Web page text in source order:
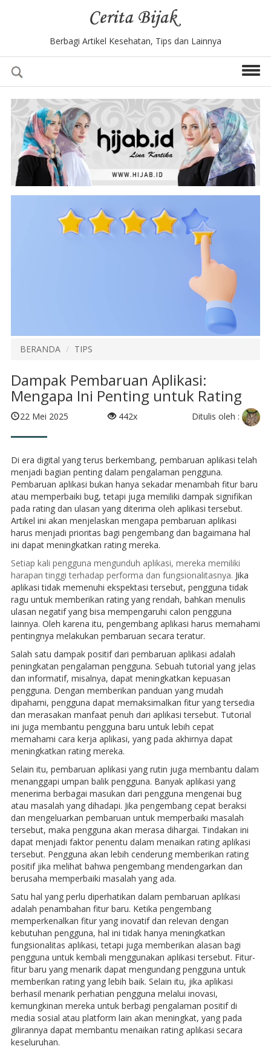
Berbagi Artikel Kesehatan, Tips dan Lainnya
BERANDA TIPS
Dampak Pembaruan Aplikasi:
Mengapa Ini Penting untuk Rating
22 Mei 2025 442x Ditulis oleh :
Di era digital yang terus berkembang, pembaruan aplikasi telah
menjadi bagian penting dalam pengalaman pengguna.
Pembaruan aplikasi bukan hanya sekadar menambah fitur baru
atau memperbaiki bug, tetapi juga memiliki dampak signifikan
pada rating dan ulasan yang diterima oleh aplikasi tersebut.
Artikel ini akan menjelaskan mengapa pembaruan aplikasi
harus menjadi prioritas bagi pengembang dan bagaimana hal
ini dapat meningkatkan rating mereka.
Setiap kali pengguna mengunduh aplikasi, mereka memiliki
harapan tinggi terhadap performa dan fungsionalitasnya. Jika
aplikasi tidak memenuhi ekspektasi tersebut, pengguna tidak
ragu untuk memberikan rating yang rendah, bahkan menulis
ulasan negatif yang bisa mempengaruhi calon pengguna
lainnya. Oleh karena itu, pengembang aplikasi harus memahami
pentingnya melakukan pembaruan secara teratur.
Salah satu dampak positif dari pembaruan aplikasi adalah
peningkatan pengalaman pengguna. Sebuah tutorial yang jelas
dan informatif, misalnya, dapat meningkatkan kepuasan
pengguna. Dengan memberikan panduan yang mudah
dipahami, pengguna dapat memaksimalkan fitur yang tersedia
dan merasakan manfaat penuh dari aplikasi tersebut. Tutorial
ini juga membantu pengguna baru untuk lebih cepat
memahami cara kerja aplikasi, yang pada akhirnya dapat
meningkatkan rating mereka.
Selain itu, pembaruan aplikasi yang rutin juga membantu dalam
menanggapi umpan balik pengguna. Banyak aplikasi yang
menerima berbagai masukan dari pengguna mengenai bug
atau masalah yang dihadapi. Jika pengembang cepat beraksi
dan mengeluarkan pembaruan untuk memperbaiki masalah
tersebut, maka pengguna akan merasa dihargai. Tindakan ini
dapat menjadi faktor penentu dalam menaikan rating aplikasi
tersebut. Pengguna akan lebih cenderung memberikan rating
positif jika melihat bahwa pengembang mendengarkan dan
berusaha memperbaiki masalah yang ada.
Satu hal yang perlu diperhatikan dalam pembaruan aplikasi
adalah penambahan fitur baru. Ketika pengembang
memperkenalkan fitur yang inovatif dan relevan dengan
kebutuhan pengguna, hal ini tidak hanya meningkatkan
fungsionalitas aplikasi, tetapi juga memberikan alasan bagi
pengguna untuk kembali menggunakan aplikasi tersebut. Fitur-
fitur baru yang menarik dapat mengundang pengguna untuk
memberikan rating yang lebih baik. Selain itu, jika aplikasi
berhasil menarik perhatian pengguna melalui inovasi,
kemungkinan mereka untuk berbagi pengalaman positif di
media sosial atau platform lain akan meningkat, yang pada
gilirannya dapat membantu menaikan rating aplikasi secara
keseluruhan.